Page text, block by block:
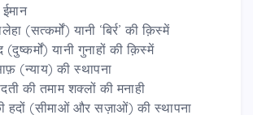
(सत्कर्मों) यानी ‘बिर्र’ की क़िस्में
यानी गुनाहों की क़िस्में
(न्याय) की स्थापना
की तमाम शक्लों की मनाही
हदों (सीमाओं और सज़ाओं) की स्थापना